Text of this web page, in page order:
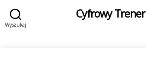
Wyszukaj
Cyfrowy Trener